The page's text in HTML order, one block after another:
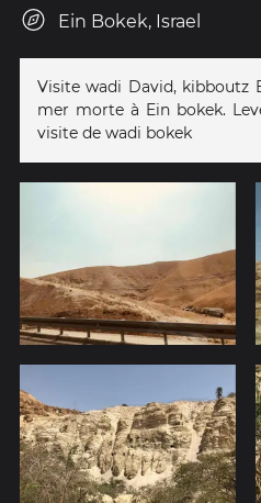
Ein Bokek, Israel
Visite wadi David, kibboutz
mer morte à Ein bokek.
visite de wadi bokek